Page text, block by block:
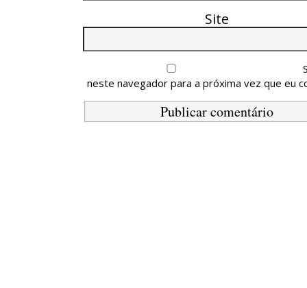
Site
neste navegador para a próxima vez que eu